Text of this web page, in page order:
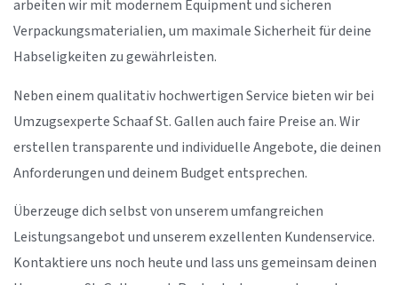
arbeiten wir mit modernem Equipment und sicheren
Verpackungsmaterialien, um maximale Sicherheit für deine
Habseligkeiten zu gewährleisten.
Neben einem qualitativ hochwertigen Service bieten wir bei
Umzugsexperte Schaaf St. Gallen auch faire Preise an. Wir
erstellen transparente und individuelle Angebote, die deinen
Anforderungen und deinem Budget entsprechen.
Überzeuge dich selbst von unserem umfangreichen
Leistungsangebot und unserem exzellenten Kundenservice.
Kontaktiere uns noch heute und lass uns gemeinsam deinen